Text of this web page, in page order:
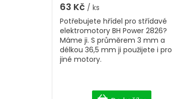
63 Kč / ks
Potřebujete hřídel pro střídavé
elektromotory BH Power 2826?
Máme ji. S průměrem 3 mm a
délkou 36,5 mm ji použijete i pro
jiné motory.